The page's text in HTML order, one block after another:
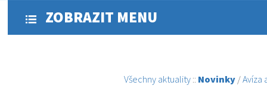
ZOBRAZIT MENU
Všechny aktuality :: Novinky /Avíza